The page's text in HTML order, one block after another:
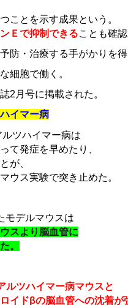
ことを示す成果という。
Ｅで抑制できることも確認
防・治療する手がかりを得
細胞で働く。
2月号に掲載された。
イマー病
ツハイマー病は
て発症を早めたり、
が、
ウス実験で突き止めた。
モデルマウスは
スより脳血管に
。
ルツハイマー病マウスと
イドβの脳血管への沈着が